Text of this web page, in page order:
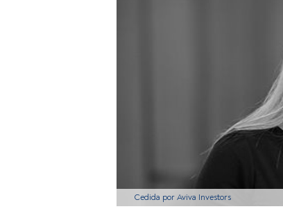
Cedida por Aviva Investors